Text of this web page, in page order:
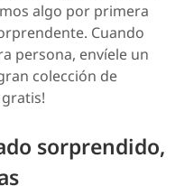
algo por primera
Cuando
persona, envíele un
colección de
sorprendido,